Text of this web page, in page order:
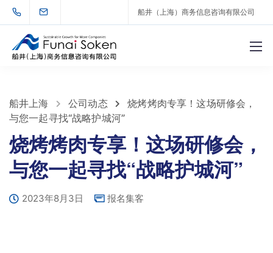
船井（上海）商务信息咨询有限公司
船井上海 公司动态
烧烤烤肉专享！这场研修会，
与您一起寻找“战略护城河”
烧烤烤肉专享！这场研修会，
与您一起寻找“战略护城河”
2023年8月3日 报名集客